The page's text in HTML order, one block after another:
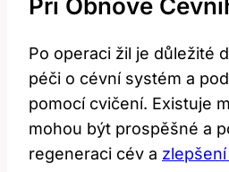
Při Obnově
Po operaci žil je důležité
péči o cévní systém a
pomocí cvičení. Existuje
mohou být prospěšné a
regeneraci cév a